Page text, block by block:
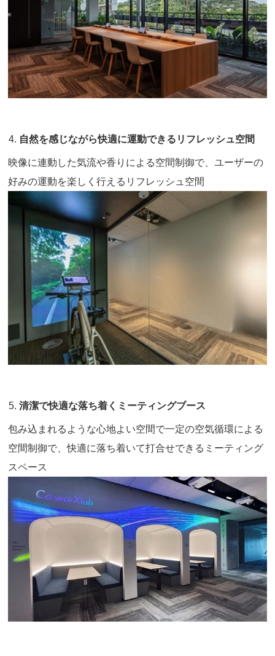
自然を感じながら快適に運動できるリフレッシュ空間
映像に連動した気流や香りによる空間制御で、ユーザーの
好みの運動を楽しく行えるリフレッシュ空間
清潔で快適な落ち着くミーティングブース
包み込まれるような心地よい空間で一定の空気循環による
空間制御で、快適に落ち着いて打合せできるミーティング
スペース